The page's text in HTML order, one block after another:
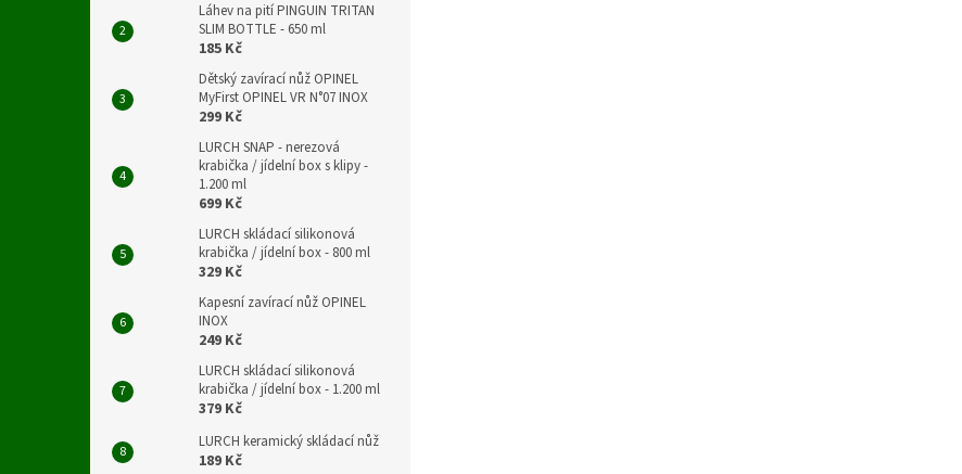
Láhev na pití PINGUIN TRITAN
SLIM BOTTLE - 650 ml
185 Kč
Dětský zavírací nůž OPINEL
MyFirst OPINEL VR N°07 INOX
299 Kč
LURCH SNAP - nerezová
krabička / jídelní box s klipy -
1.200 ml
699 Kč
LURCH skládací silikonová
krabička / jídelní box - 800 ml
329 Kč
Kapesní zavírací nůž OPINEL
INOX
249 Kč
LURCH skládací silikonová
krabička / jídelní box - 1.200 ml
379 Kč
LURCH keramický skládací nůž
189 Kč